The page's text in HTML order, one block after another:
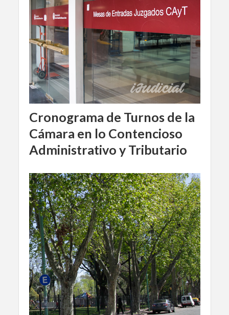
Cronograma de Turnos de la
Cámara en lo Contencioso
Administrativo y Tributario